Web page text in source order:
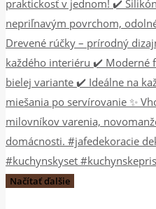
Načítať ďalšie